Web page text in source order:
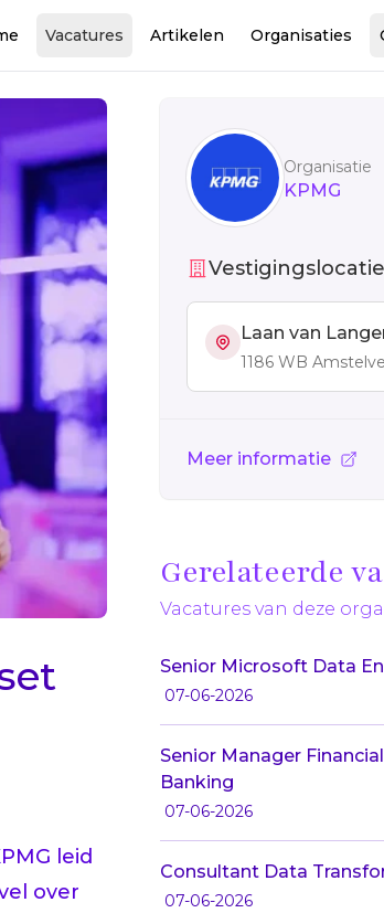
Vacatures Artikelen Organisaties
leid
over
Organisatie
KPMG
Vestigingslocatie
Laan van
1186 WB
Meer informatie
Gerelateerde
Vacatures van deze
Senior Microsoft Data
07-06-2026
Senior Manager
Banking
07-06-2026
Consultant Data
07-06-2026